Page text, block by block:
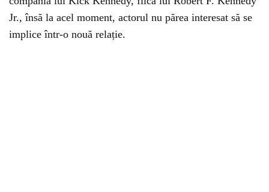
Jr., însă la acel moment, actorul nu părea interesat să se
implice într-o nouă relație.